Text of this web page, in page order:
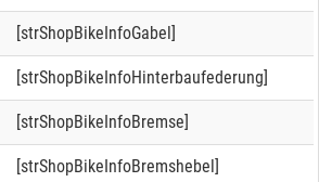
[strShopBikeInfoGabel]
[strShopBikeInfoHinterbaufederung]
[strShopBikeInfoBremse]
[strShopBikeInfoBremshebel]